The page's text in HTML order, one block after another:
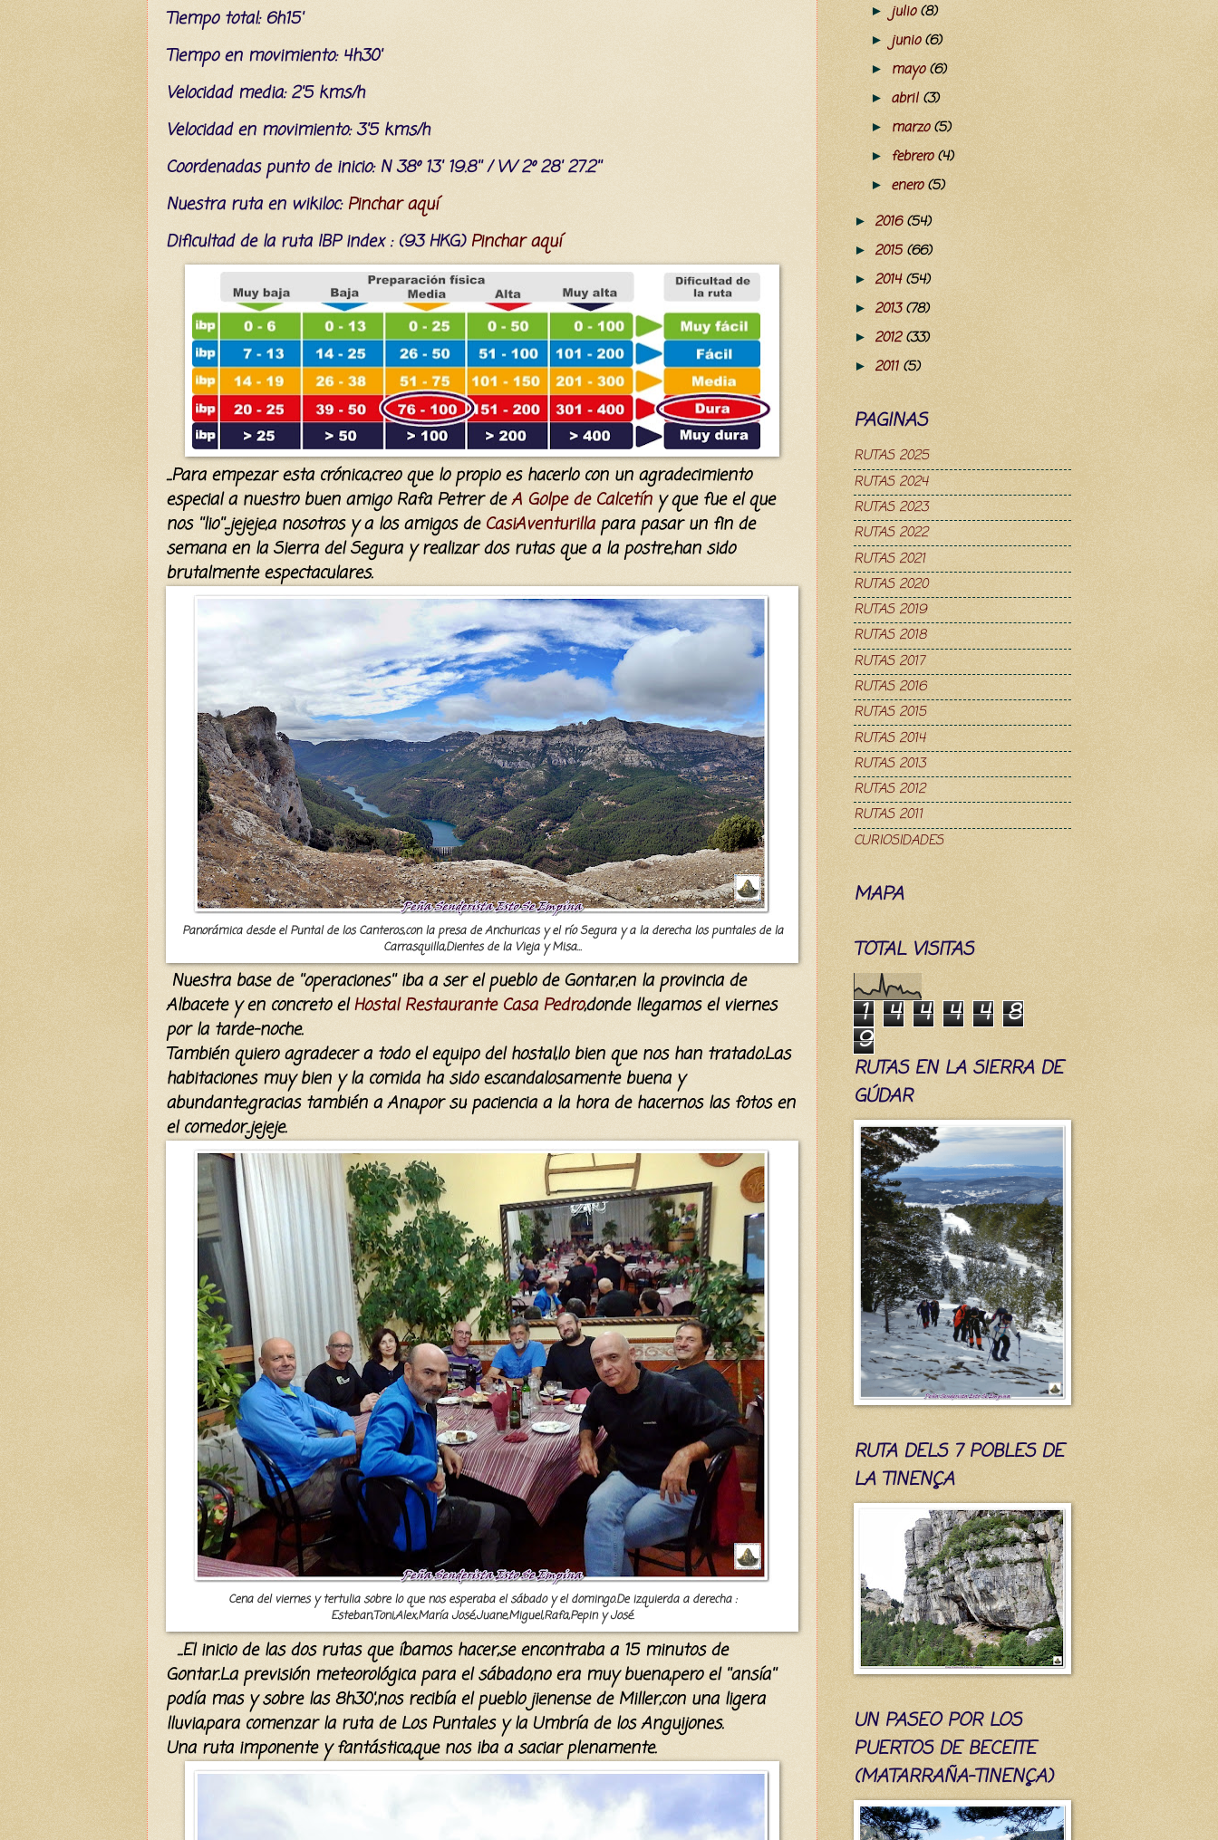
Tiempo total: 6h15'
Tiempo en movimiento: 4h30'
Velocidad media: 2'5 kms/h
Velocidad en movimiento: 3'5 kms/h
Coordenadas punto de inicio: N 38º 13' 19.8'' / W 2º 28' 27.2''
Nuestra ruta en wikiloc: Pinchar aquí
Dificultadde la ruta IBP index: (93HKG) Pinchar aquí
...Para empezar esta crónica,creo que lo propio es hacerlo conun agradecimiento
especial a nuestro buen amigo Rafa Petrer de A Golpe de Calcetíny que fue el que
nos ''lio''...jejeje,a nosotros y a los amigos de CasiAventurillapara pasar un fin de
semana en la Sierra del Segura y realizar dos rutas que a la postre,han sido
brutalmente espectaculares.
Panorámica desde el Puntal de los Canteros,con la presa de Anchuricas y el río Segura y a la derecha los puntales de la
Carrasquilla,Dientes de la Vieja y Misa...
Nuestra base de ''operaciones'' iba a ser elpueblo deGontar,en la provincia de
Albacete y en concreto elHostal Restaurante Casa Pedro,dondellegamos el viernes
por la tarde-noche.
También quiero agradecer a todo el equipo del hostal,lo bien que nos han tratado.Las
habitacionesmuy bien y la comidaha sidoescandalosamente buena y
abundante,gracias también a Ana,por su paciencia a la hora de hacernos las fotos en
elcomedor..jejeje.
Cena del viernes y tertulia sobre lo que nos esperaba el sábado y el domingo.De izquierda a derecha :
Esteban,Toni,Alex,María José,Juane,Miguel,Rafa,Pepin y José.
...El inicio de las dos rutas que íbamoshacer,se encontraba a 15 minutos de
Gontar.La previsión meteorológicaparaelsábado,no era muy buena,pero el ''ansía''
podíamas y sobre las8h30',nos recibíael pueblo jienense de Miller,con una ligera
lluvia,para comenzar la ruta de Los Puntales y la Umbría de los Anguijones.
Una ruta imponenteyfantástica,que nos iba a saciar plenamente.
► julio(8)
► junio(6)
► mayo(6)
► abril (3)
► marzo(5)
► febrero(4)
► enero(5)
► 2016(54)
► 2015(66)
► 2014(54)
► 2013(78)
► 2012(33)
► 2011 (5)
PAGINAS
RUTAS 2025
RUTAS 2024
RUTAS 2023
RUTAS 2022
RUTAS 2021
RUTAS 2020
RUTAS 2019
RUTAS 2018
RUTAS 2017
RUTAS 2016
RUTAS 2015
RUTAS 2014
RUTAS 2013
RUTAS 2012
RUTAS 2011
CURIOSIDADES
MAPA
TOTAL VISITAS
1 4 4 4 4 8
9
RUTAS EN LA SIERRA DE
GÚDAR
RUTA DELS 7 POBLES DE
LA TINENÇA
UN PASEO POR LOS
PUERTOS DE BECEITE
(MATARRAÑA-TINENÇA)